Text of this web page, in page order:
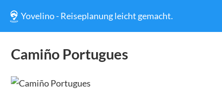
Yovelino - Reiseplanung leicht gemacht.
Camiño Portugues